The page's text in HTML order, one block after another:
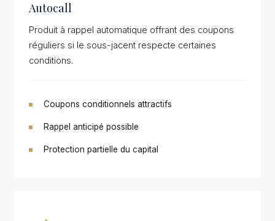
Autocall
Produit à rappel automatique offrant des coupons
réguliers si le sous-jacent respecte certaines
conditions.
Coupons conditionnels attractifs
Rappel anticipé possible
Protection partielle du capital